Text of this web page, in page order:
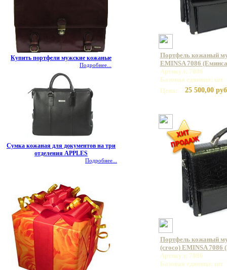
Купить портфели мужские кожаные
Подробнее...
Сумка кожаная для документов на три
отделения APPLES
Подробнее...
Портфель кожаный
EMINSA 7086
Артикул: 7086
Базовая единица: шт
Цена:
25 500,00
Портфель кожаный
(croco) EMINSA 7086
Артикул: 7086
Базовая единица: шт